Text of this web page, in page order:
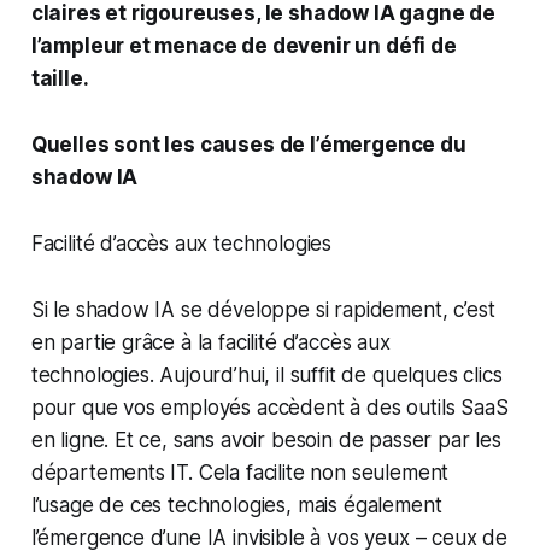
claires et rigoureuses, le shadow IA gagne de
l’ampleur et menace de devenir un défi de
taille.
Quelles sont les causes de l’émergence du
shadow IA
Facilité d’accès aux technologies
Si le shadow IA se développe si rapidement, c’est
en partie grâce à la facilité d’accès aux
technologies. Aujourd’hui, il suffit de quelques clics
pour que vos employés accèdent à des outils SaaS
en ligne. Et ce, sans avoir besoin de passer par les
départements IT. Cela facilite non seulement
l’usage de ces technologies, mais également
l’émergence d’une IA invisible à vos yeux – ceux de